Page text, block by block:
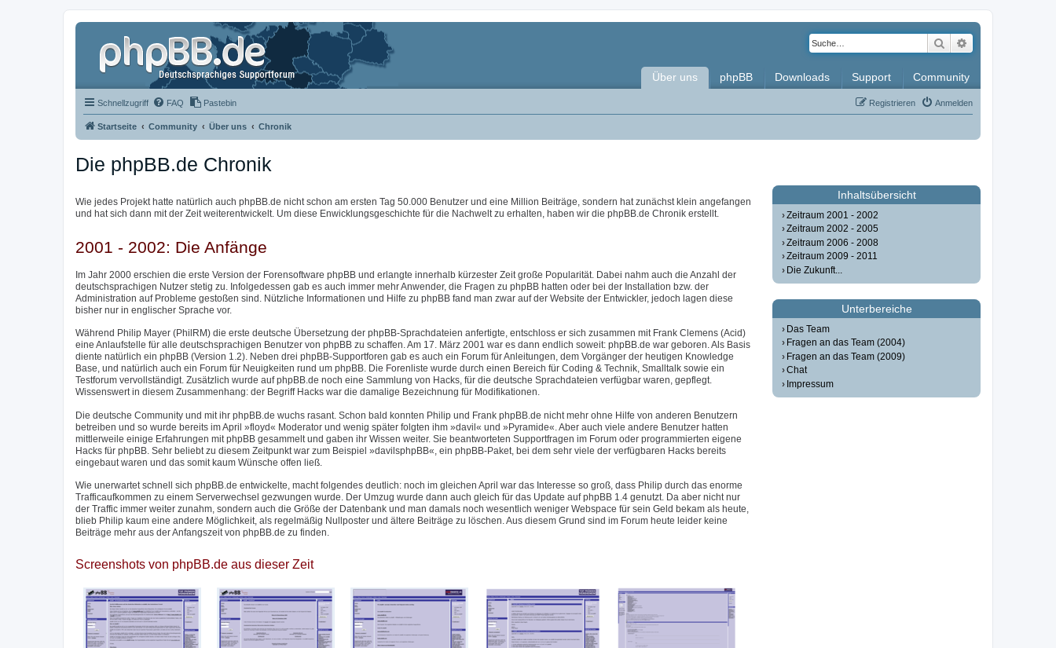
Suche
Über uns phpBB Downloads Support Community
Schnellzugriff FAQ Pastebin Anmelden
Registrieren
Startseite Community Über uns Chronik
Die phpBB.de Chronik
Wie jedes Projekt hatte natürlich auch phpBB.de nicht schon am ersten Tag 50.000 Benutzer und eine Million Beiträge, sondern hat zunächst klein angefangen
und hat sich dann mit der Zeit weiterentwickelt. Um diese Enwicklungsgeschichte für die Nachwelt zu erhalten, haben wir die phpBB.de Chronik erstellt.
2001 - 2002: Die Anfänge
Im Jahr 2000 erschien die erste Version der Forensoftware phpBB und erlangte innerhalb kürzester Zeit große Popularität. Dabei nahm auch die Anzahl der
deutschsprachigen Nutzer stetig zu. Infolgedessen gab es auch immer mehr Anwender, die Fragen zu phpBB hatten oder bei der Installation bzw. der
Administration auf Probleme gestoßen sind. Nützliche Informationen und Hilfe zu phpBB fand man zwar auf der Website der Entwickler, jedoch lagen diese
bisher nur in englischer Sprache vor.
Während Philip Mayer (PhilRM) die erste deutsche Übersetzung der phpBB-Sprachdateien anfertigte, entschloss er sich zusammen mit Frank Clemens (Acid)
eine Anlaufstelle für alle deutschsprachigen Benutzer von phpBB zu schaffen. Am 17. März 2001 war es dann endlich soweit: phpBB.de war geboren. Als Basis
diente natürlich ein phpBB (Version 1.2). Neben drei phpBB-Supportforen gab es auch ein Forum für Anleitungen, dem Vorgänger der heutigen Knowledge
Base, und natürlich auch ein Forum für Neuigkeiten rund um phpBB. Die Forenliste wurde durch einen Bereich für Coding & Technik, Smalltalk sowie ein
Testforum vervollständigt. Zusätzlich wurde auf phpBB.de noch eine Sammlung von Hacks, für die deutsche Sprachdateien verfügbar waren, gepflegt.
Wissenswert in diesem Zusammenhang: der Begriff Hacks war die damalige Bezeichnung für Modifikationen.
Die deutsche Community und mit ihr phpBB.de wuchs rasant. Schon bald konnten Philip und Frank phpBB.de nicht mehr ohne Hilfe von anderen Benutzern
betreiben und so wurde bereits im April »floyd« Moderator und wenig später folgten ihm »davil« und »Pyramide«. Aber auch viele andere Benutzer hatten
mittlerweile einige Erfahrungen mit phpBB gesammelt und gaben ihr Wissen weiter. Sie beantworteten Supportfragen im Forum oder programmierten eigene
Hacks für phpBB. Sehr beliebt zu diesem Zeitpunkt war zum Beispiel »davilsphpBB«, ein phpBB-Paket, bei dem sehr viele der verfügbaren Hacks bereits
eingebaut waren und das somit kaum Wünsche offen ließ.
Wie unerwartet schnell sich phpBB.de entwickelte, macht folgendes deutlich: noch im gleichen April war das Interesse so groß, dass Philip durch das enorme
Trafficaufkommen zu einem Serverwechsel gezwungen wurde. Der Umzug wurde dann auch gleich für das Update auf phpBB 1.4 genutzt. Da aber nicht nur
der Traffic immer weiter zunahm, sondern auch die Größe der Datenbank und man damals noch wesentlich weniger Webspace für sein Geld bekam als heute,
blieb Philip kaum eine andere Möglichkeit, als regelmäßig Nullposter und ältere Beiträge zu löschen. Aus diesem Grund sind im Forum heute leider keine
Beiträge mehr aus der Anfangszeit von phpBB.de zu finden.
Screenshots von phpBB.de aus dieser Zeit
Inhaltsübersicht
Zeitraum 2001 - 2002
Zeitraum 2002 - 2005
Zeitraum 2006 - 2008
Zeitraum 2009 - 2011
Die Zukunft...
Unterbereiche
Das Team
Fragen an das Team (2004)
Fragen an das Team (2009)
Chat
Impressum